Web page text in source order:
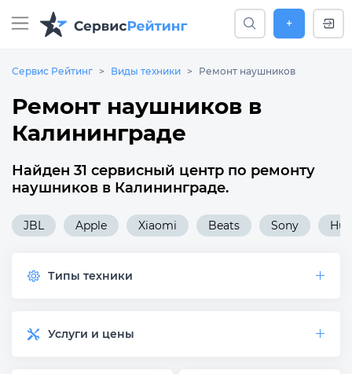
+
Сервис Рейтинг Виды техники Ремонт наушников
Ремонт наушников в
Калининграде
Найден 31 сервисный центр по ремонту
наушников в Калининграде.
JBL Apple Xiaomi Beats Sony
Типы техники
Услуги и цены